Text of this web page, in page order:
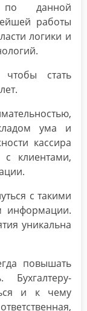
данной
работы
логики и
стать
ума и
кассира
клиентами,
с такими
информации.
уникальна
повышать
Бухгалтеру-
и к чему